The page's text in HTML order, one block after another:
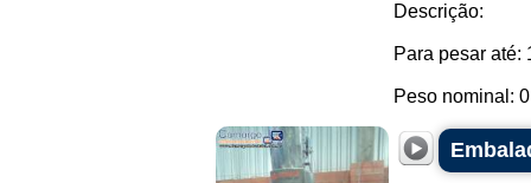
Descrição:
Para pesar até:
Peso nominal: